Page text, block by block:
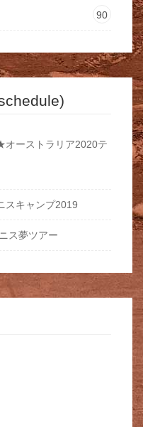
90
ーストラリア2020テ
スキャンプ2019
ス夢ツアー